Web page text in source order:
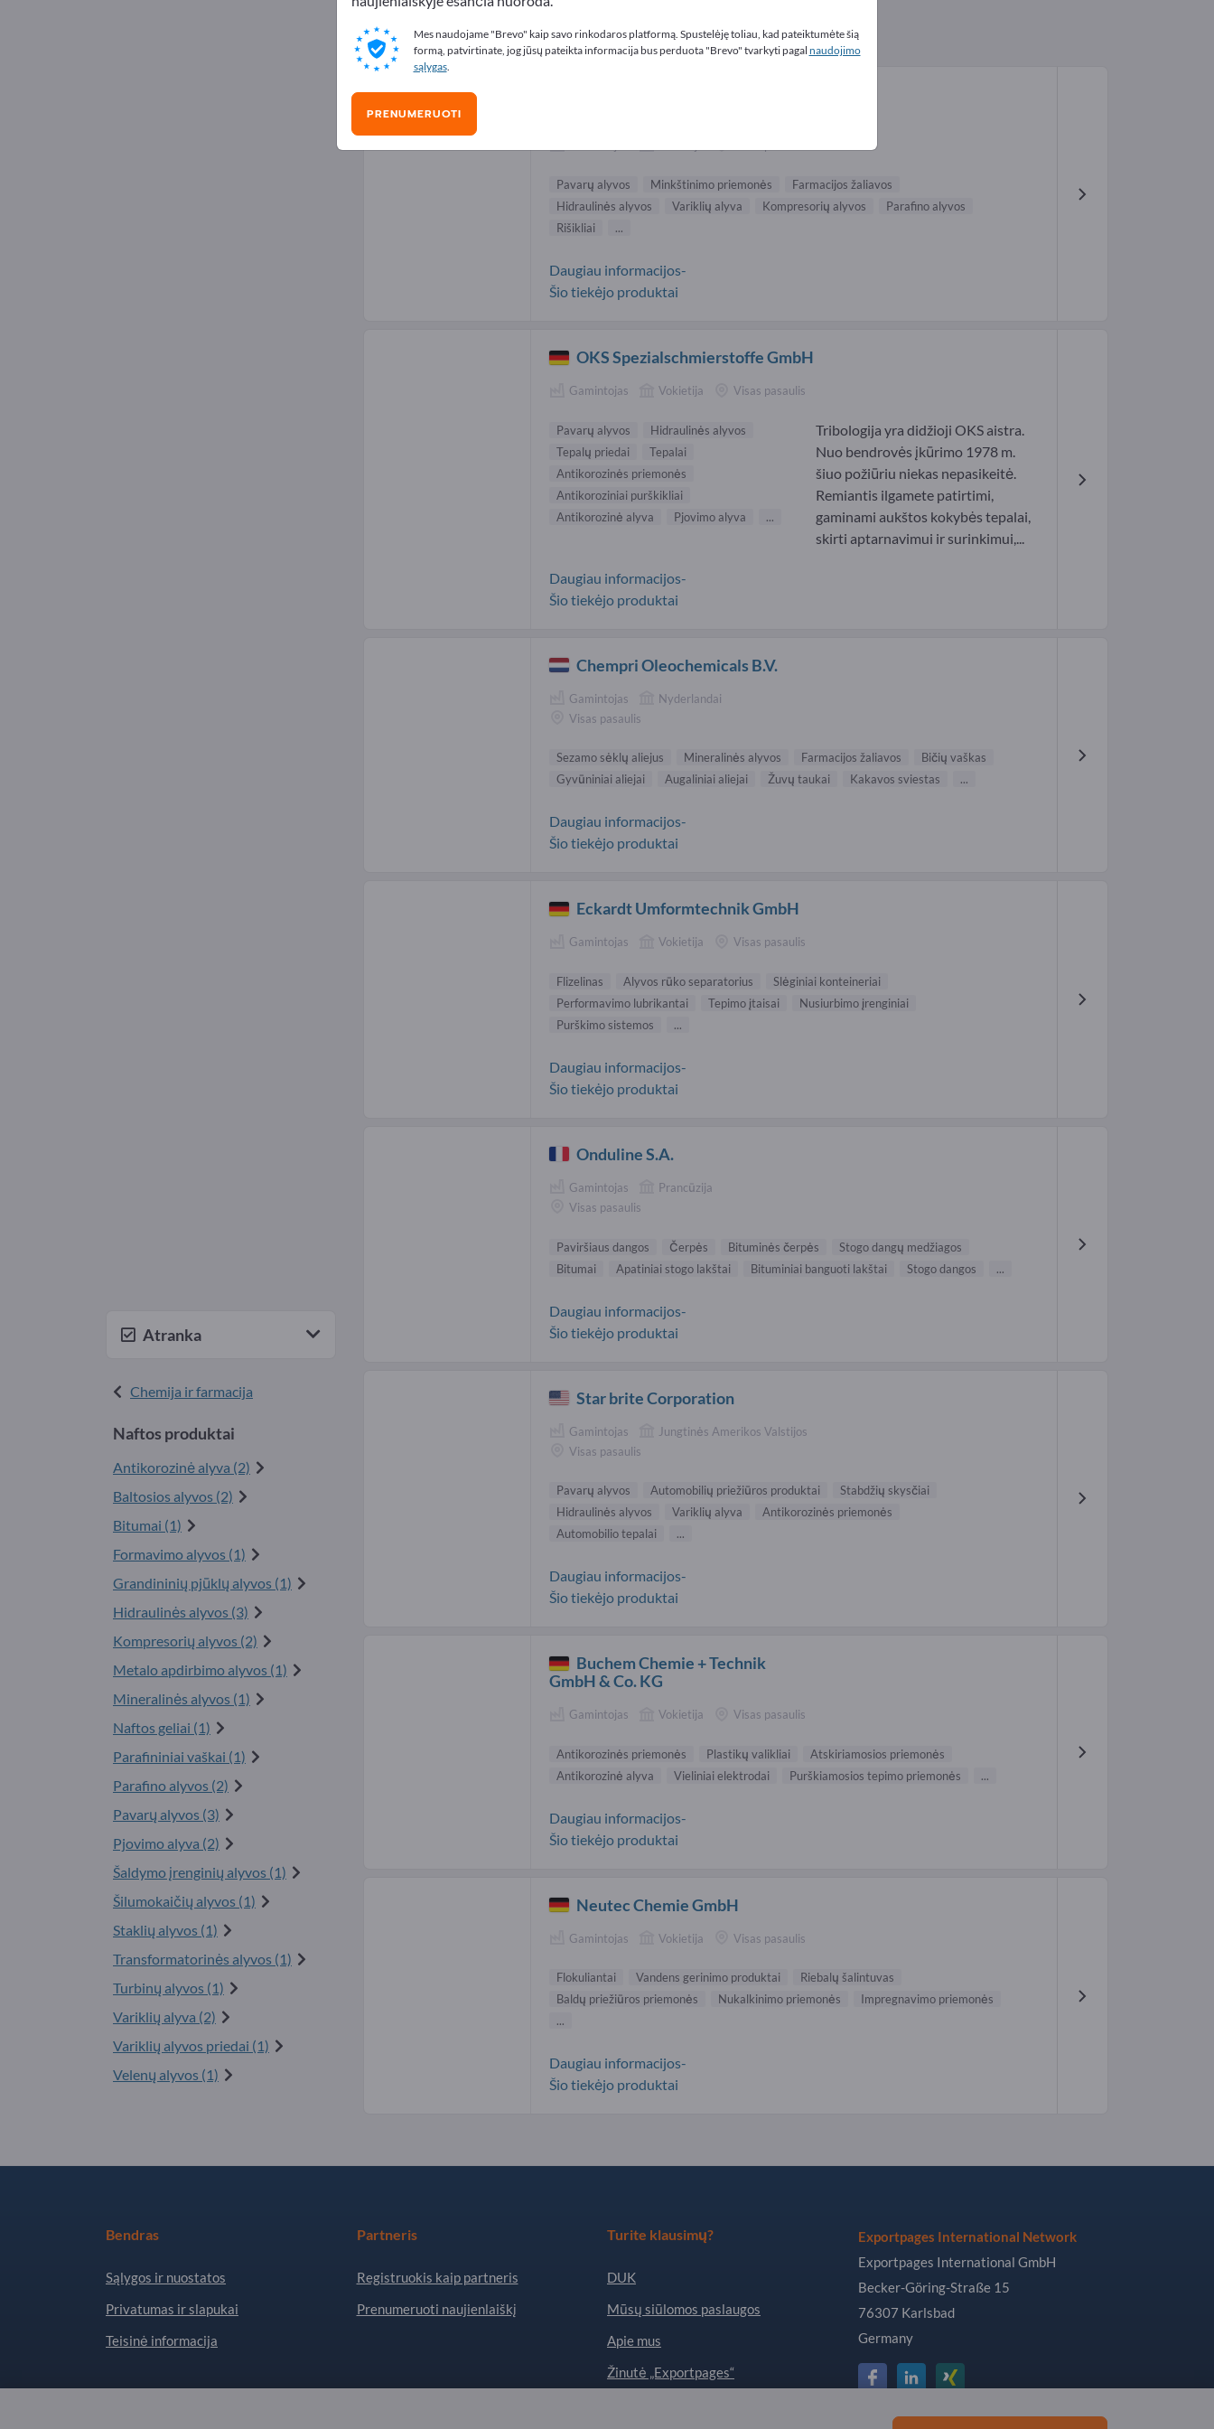
Atranka
Chemija ir farmacija
Naftos produktai
Antikorozinė alyva (2)
Baltosios alyvos (2)
Bitumai (1)
Formavimo alyvos (1)
Grandininių pjūklų alyvos (1)
Hidraulinės alyvos (3)
Kompresorių alyvos (2)
Metalo apdirbimo alyvos (1)
Mineralinės alyvos (1)
Naftos geliai (1)
Parafininiai vaškai (1)
Parafino alyvos (2)
Pavarų alyvos (3)
Pjovimo alyva (2)
Šaldymo įrenginių alyvos (1)
Šilumokaičių alyvos (1)
Staklių alyvos (1)
Transformatorinės alyvos (1)
Turbinų alyvos (1)
Variklių alyva (2)
Variklių alyvos priedai (1)
Velenų alyvos (1)
Naftos produktai tiekėjai (8)
Pavarų alyvos Minkštinimo priemonės
Farmacijos žaliavos
Hidraulinės alyvos
Variklių alyva Kompresorių alyvos
Parafino alyvos
Rišikliai
...
Daugiau informacijos-
Šio tiekėjo produktai
OKS Spezialschmierstoffe GmbH
Gamintojas Vokietija Visas pasaulis
Pavarų alyvos
Hidraulinės alyvos
Tepalų priedai
Tepalai
Antikorozinės priemonės
Antikoroziniai purškikliai
Antikorozinė alyva
Pjovimo alyva ...
Tribologija yra didžioji OKS aistra.
Nuo bendrovės įkūrimo 1978 m.
šiuo požiūriu niekas nepasikeitė.
Remiantis ilgamete patirtimi,
gaminami aukštos kokybės tepalai,
skirti aptarnavimui ir surinkimui,...
Daugiau informacijos-
Šio tiekėjo produktai
Chempri Oleochemicals B.V.
Gamintojas
Nyderlandai
Visas pasaulis
Sezamo sėklų aliejus Mineralinės alyvos Farmacijos žaliavos
Bičių vaškas
Gyvūniniai aliejai
Augaliniai aliejai Žuvų taukai Kakavos sviestas ...
Daugiau informacijos-
Šio tiekėjo produktai
Eckardt Umformtechnik GmbH
Gamintojas Vokietija Visas pasaulis
Flizelinas Alyvos rūko separatorius
Slėginiai konteineriai
Performavimo lubrikantai
Tepimo įtaisai
Nusiurbimo įrenginiai
Purškimo sistemos
...
Daugiau informacijos-
Šio tiekėjo produktai
Onduline S.A.
Gamintojas
Prancūzija
Visas pasaulis
Paviršiaus dangos Čerpės Bituminės čerpės
Stogo dangų medžiagos
Bitumai
Apatiniai stogo lakštai Bituminiai banguoti lakštai Stogo dangos ...
Daugiau informacijos-
Šio tiekėjo produktai
Star brite Corporation
Gamintojas
Jungtinės Amerikos Valstijos
Visas pasaulis
Pavarų alyvos Automobilių priežiūros produktai
Stabdžių skysčiai
Hidraulinės alyvos
Variklių alyva
Antikorozinės priemonės
Automobilio tepalai
...
Daugiau informacijos-
Šio tiekėjo produktai
Buchem Chemie + Technik
GmbH & Co. KG
Gamintojas Vokietija Visas pasaulis
Antikorozinės priemonės Plastikų valikliai
Atskiriamosios priemonės
Antikorozinė alyva
Vieliniai elektrodai Purškiamosios tepimo priemonės ...
Daugiau informacijos-
Šio tiekėjo produktai
Neutec Chemie GmbH
Gamintojas Vokietija Visas pasaulis
Flokuliantai Vandens gerinimo produktai
Riebalų šalintuvas
Baldų priežiūros priemonės
Nukalkinimo priemonės
Impregnavimo priemonės
...
Daugiau informacijos-
Šio tiekėjo produktai
Bendras
Sąlygos ir nuostatos
Privatumas ir slapukai
Teisinė informacija
Partneris
Registruokis kaip partneris
Prenumeruoti naujienlaiškį
Turite klausimų?
DUK
Mūsų siūlomos paslaugos
Apie mus
Žinutė „Exportpages“
Exportpages International Network
Exportpages International GmbH
Becker-Göring-Straße 15
76307 Karlsbad
Germany
Mes naudojame "Brevo" kaip savo rinkodaros platformą. Spustelėję toliau, kad pateiktumėte šią
formą, patvirtinate, jog jūsų pateikta informacija bus perduota "Brevo" tvarkyti pagal naudojimo
sąlygas.
PRENUMERUOTI